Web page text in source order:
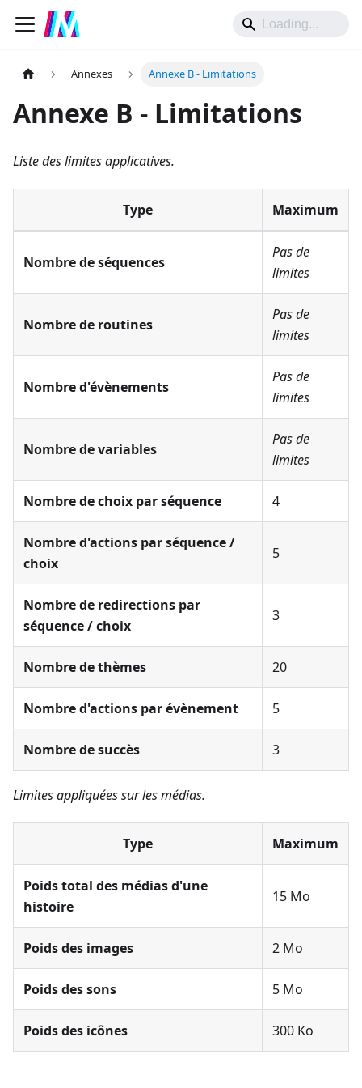
Annexes Annexe B - Limitations
Annexe B - Limitations
Liste des limites applicatives.
Type Maximum
Nombre de séquences
Pas de
limites
Nombre de routines
Pas de
limites
Nombre d'évènements
Pas de
limites
Nombre de variables
Pas de
limites
Nombre de choix par séquence 4
Nombre d'actions par séquence /
choix
5
Nombre de redirections par
séquence / choix
3
Nombre de thèmes 20
Nombre d'actions par évènement 5
Nombre de succès 3
Limites appliquées sur les médias.
Type Maximum
Poids total des médias d'une
histoire
15 Mo
Poids des images 2 Mo
Poids des sons 5 Mo
Poids des icônes 300 Ko